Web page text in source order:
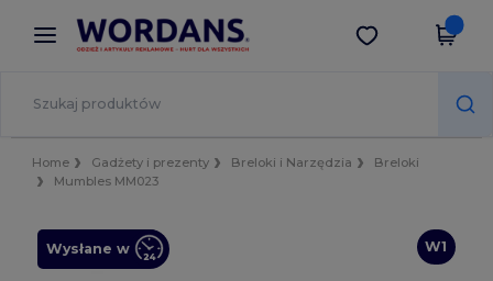
× Aplikacja Wordans
Lepsze ceny w aplikacji!
Pobierz app
Home Gadżety i prezenty Breloki i Narzędzia
Breloki
Mumbles MM023
W1
Wysłane w